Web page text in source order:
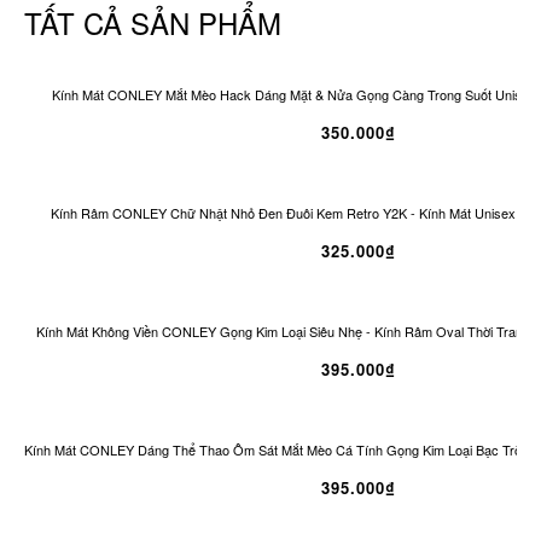
TẤT CẢ SẢN PHẨM
Kính Mát CONLEY Mắt Mèo Hack Dáng Mặt & Nửa Gọng Càng Trong Suốt
350.000₫
Kính Râm CONLEY Chữ Nhật Nhỏ Đen Đuôi Kem Retro Y2K - Kính Mát Unisex
325.000₫
Kính Mát Không Viền CONLEY Gọng Kim Loại Siêu Nhẹ - Kính Râm Oval Thời Trang
395.000₫
Kính Mát CONLEY Dáng Thể Thao Ôm Sát Mắt Mèo Cá Tính Gọng Kim Loại Bạc
395.000₫